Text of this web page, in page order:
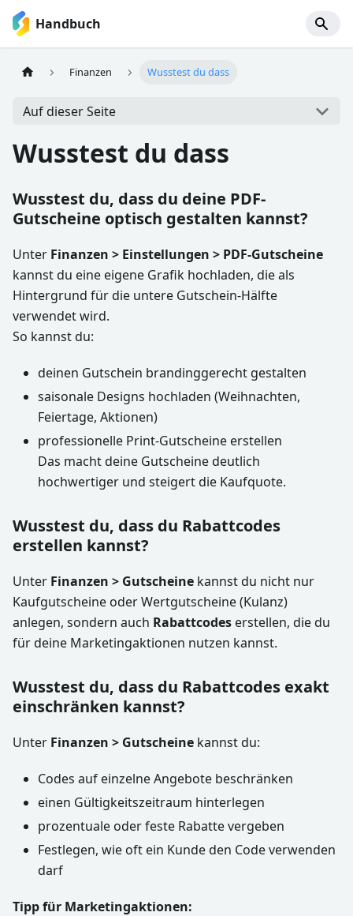
Handbuch
Finanzen Wusstest du dass
Auf dieser Seite
Wusstest du dass
Wusstest du, dass du deine PDF-
Gutscheine optisch gestalten kannst?
Unter Finanzen > Einstellungen > PDF-Gutscheine
kannst du eine eigene Grafik hochladen, die als
Hintergrund für die untere Gutschein-Hälfte
verwendet wird.
So kannst du:
deinen Gutschein brandinggerecht gestalten
saisonale Designs hochladen (Weihnachten,
Feiertage, Aktionen)
professionelle Print-Gutscheine erstellen
Das macht deine Gutscheine deutlich
hochwertiger und steigert die Kaufquote.
Wusstest du, dass du Rabattcodes
erstellen kannst?
Unter Finanzen > Gutscheine kannst du nicht nur
Kaufgutscheine oder Wertgutscheine (Kulanz)
anlegen, sondern auch Rabattcodes erstellen, die du
für deine Marketingaktionen nutzen kannst.
Wusstest du, dass du Rabattcodes exakt
einschränken kannst?
Unter Finanzen > Gutscheine kannst du:
Codes auf einzelne Angebote beschränken
einen Gültigkeitszeitraum hinterlegen
prozentuale oder feste Rabatte vergeben
Festlegen, wie oft ein Kunde den Code verwenden
darf
Tipp für Marketingaktionen: